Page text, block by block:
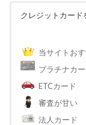
クレジットカード
当サイトお
プラチナカ
ETCカード
審査が甘い
法人カード